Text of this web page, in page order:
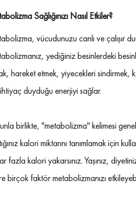
Sağlığınızı Nasıl Etkiler?
vücudunuzu canlı ve çalışır
yediğiniz besinlerdeki
hareket etmek, yiyecekleri sindirmek,
duyduğu enerjiyi sağlar.
birlikte, "metabolizma" kelimesi
kalori miktarını tanımlamak için
fazla kalori yakarsınız. Yaşınız,
birçok faktör metabolizmanızı